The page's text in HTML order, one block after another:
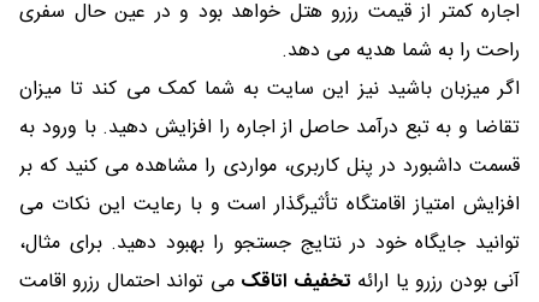
اجاره کمتر از قیمت رزرو هتل خواهد بود و در عین حال سفری
راحت را به شما هدیه می دهد.
اگر میزبان باشید نیز این سایت به شما کمک می کند تا میزان
تقاضا و به تبع درآمد حاصل از اجاره را افزایش دهید. با ورود به
قسمت داشبورد در پنل کاربری، مواردی را مشاهده می کنید که بر
افزایش امتیاز اقامتگاه تأثیرگذار است و با رعایت این نکات می
توانید جایگاه خود در نتایج جستجو را بهبود دهید. برای مثال،
آنی بودن رزرو یا ارائه تخفیف اتاقک می تواند احتمال رزرو اقامت